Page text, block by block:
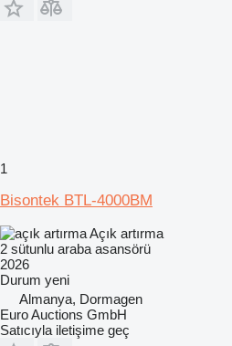
1
Bisontek BTL-4000BM
Açık artırma
2 sütunlu araba asansörü
2026
Durum yeni
Almanya, Dormagen
Euro Auctions GmbH
Satıcıyla iletişime geç